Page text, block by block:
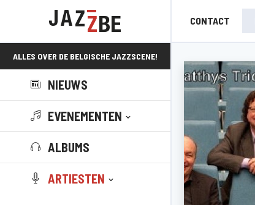
CONTACT
ALLES OVER DE BELGISCHE JAZZSCENE!
NIEUWS
EVENEMENTEN
ALBUMS
ARTIESTEN